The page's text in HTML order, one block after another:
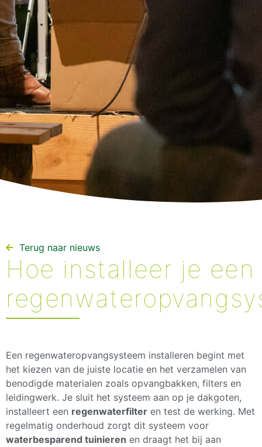
Terug naar nieuws​
Hoe installeer je een
Een regenwateropvangsysteem installeren begint met
het kiezen van de juiste locatie en het verzamelen van
benodigde materialen zoals opvangbakken, filters en
leidingwerk. Je sluit het systeem aan op je dakgoten,
installeert een regenwaterfilter en test de werking. Met
regelmatig onderhoud zorgt dit systeem voor
waterbesparend tuinieren en draagt het bij aan